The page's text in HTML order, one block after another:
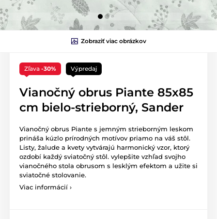
Zobraziť viac obrázkov
Zľava -30% Výpredaj
Vianočný obrus Piante 85x85
cm bielo-strieborný, Sander
Vianočný obrus Piante s jemným strieborným leskom
prináša kúzlo prírodných motívov priamo na váš stôl.
Listy, žalude a kvety vytvárajú harmonický vzor, ktorý
ozdobí každý sviatočný stôl. vylepšite vzhľad svojho
vianočného stola obrusom s lesklým efektom a užite si
sviatočné stolovanie.
Viac informácií ›